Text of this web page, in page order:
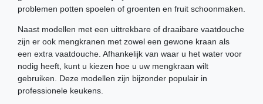
problemen potten spoelen of groenten en fruit schoonmaken.
Naast modellen met een uittrekbare of draaibare vaatdouche
zijn er ook mengkranen met zowel een gewone kraan als
een extra vaatdouche. Afhankelijk van waar u het water voor
nodig heeft, kunt u kiezen hoe u uw mengkraan wilt
gebruiken. Deze modellen zijn bijzonder populair in
professionele keukens.